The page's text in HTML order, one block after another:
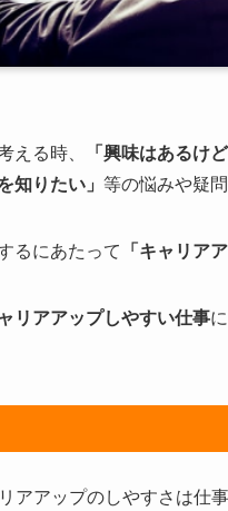
える時、 「興味はあるけ
知りたい」 等の悩みや疑
るにあたって 「キャリア
リアアップしやすい仕事
アアップのしやすさは仕